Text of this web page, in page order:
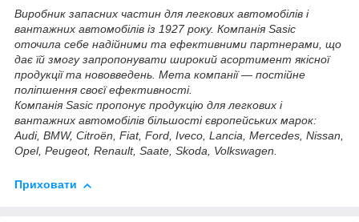
Виробник запасних частин для легкових автомобілів і
вантажних автомобілів із 1927 року. Компанія Sasic
оточила себе надійними та ефективними партнерами, що
дає їй змогу запропонувати широкий асортимент якісної
продукції та нововведень. Мета компанії — постійне
поліпшення своєї ефективності.
Компанія Sasic пропонує продукцію для легкових і
вантажних автомобілів більшості європейських марок:
Audi, BMW, Citroën, Fiat, Ford, Iveco, Lancia, Mercedes, Nissan,
Opel, Peugeot, Renault, Saate, Skoda, Volkswagen.
Приховати